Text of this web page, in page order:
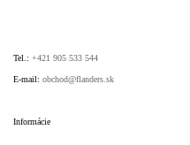
Tel.: +421 905 533 544
E-mail: obchod@flanders.sk
Informácie